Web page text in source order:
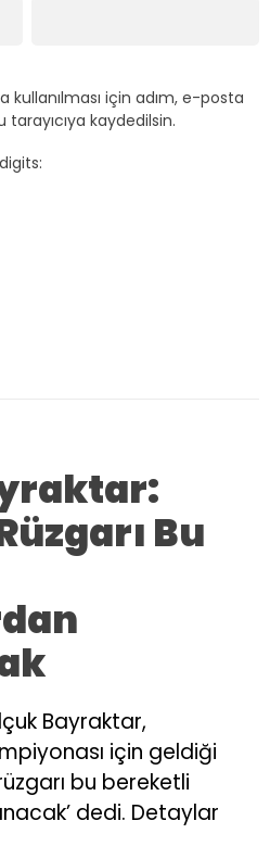
kullanılması için adım, e-posta
kaydedilsin.
Bu
Bayraktar,
için geldiği
bu bereketli
dedi. Detaylar